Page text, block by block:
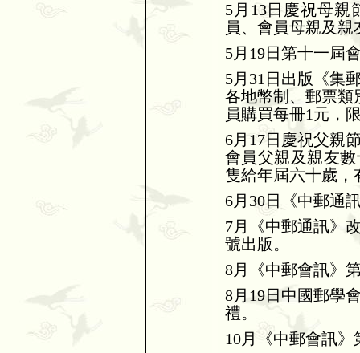
5月 13日慶祝母親
員、會員母親及親
5月 19日第十一屆
5月 31 日出版《集
各地幣制、郵票類
員購買每冊1元，
6月 17日慶祝父親
會員父親及親友
隻給年屆六十歲，
6月 30日《中郵通
7月《中郵通訊》
號出版。
8月《中郵會訊》
8月 19日中國郵學
禮。
10月《中郵會訊》